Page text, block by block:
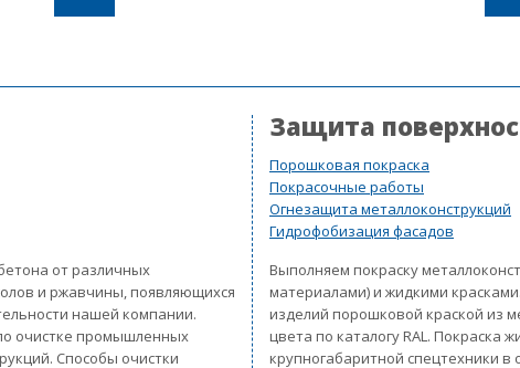
от различных
и ржавчины, появляющихся
нашей компании.
очистке промышленных
Способы очистки
Защита
Порошковая покраска
Покрасочные работы
Огнезащита металлоконструкций
Гидрофобизация фасадов
Выполняем покраску
материалами) и жидкими
изделий порошковой краской из
цвета по каталогу RAL. Покраска
крупногабаритной спецтехники